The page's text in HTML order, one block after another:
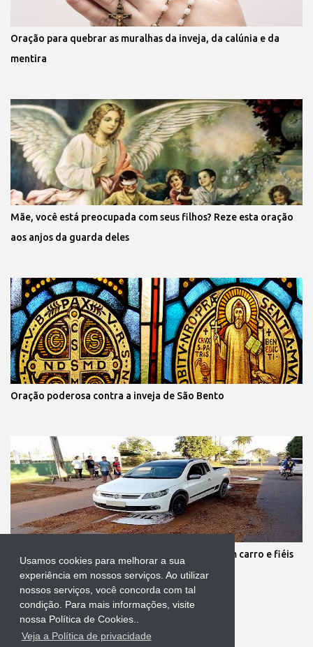
Usamos cookies para melhorar a sua
experiência em nossos serviços. Ao utilizar
nossos serviços, você concorda com tal
condição. Para mais informações, visite
nossa Política de Cookies..
Veja a Política de privacidade
Oração para quebrar as muralhas da inveja, da calúnia e da
mentira
Mãe, você está preocupada com seus filhos? Reze esta oração
aos anjos da guarda deles
Oração poderosa contra a inveja de São Bento
Protestante destrói tapete de Corpus Christi com carro e fiéis
se revoltam
Tecnologia do Blogger